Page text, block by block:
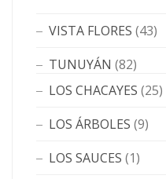
VISTA FLORES (43)
TUNUYÁN (82)
LOS CHACAYES (25)
LOS ÁRBOLES (9)
LOS SAUCES (1)